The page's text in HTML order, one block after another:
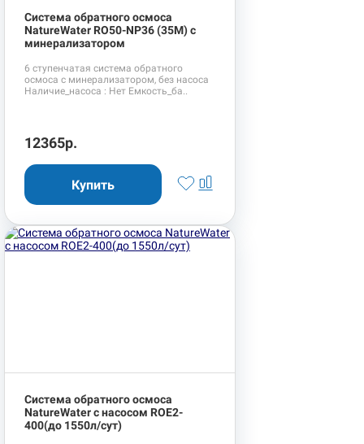
Система обратного осмоса
NatureWater RO50-NP36 (35М) с
минерализатором
6 ступенчатая система обратного
осмоса с минерализатором, без насоса
Наличие_насоса : Нет Емкость_ба..
12365р.
Система обратного осмоса
NatureWater с насосом ROE2-
400(до 1550л/сут)